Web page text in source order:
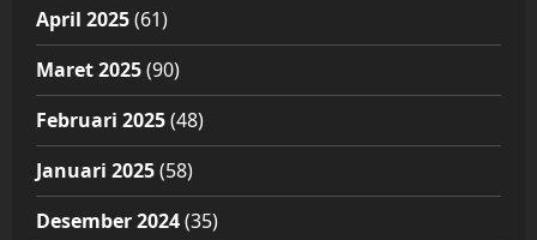
April 2025(61)
Maret 2025(90)
Februari 2025(48)
Januari 2025(58)
Desember 2024(35)